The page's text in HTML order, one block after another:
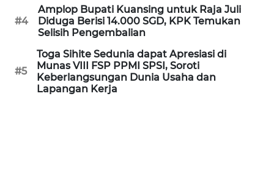
#4
Amplop Bupati Kuansing untuk Raja Juli
Diduga Berisi 14.000 SGD, KPK Temukan
Selisih Pengembalian
#5
Toga Sihite Sedunia dapat Apresiasi di
Munas VIII FSP PPMI SPSI, Soroti
Keberlangsungan Dunia Usaha dan
Lapangan Kerja
WN
JATIM
WN
BALI